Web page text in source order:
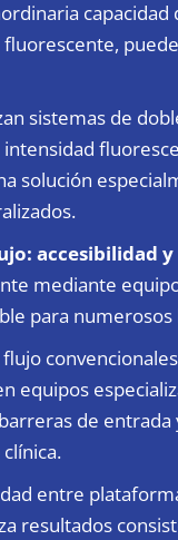
sistemas de
solución
accesibilidad
mediante
para
equipos
de entrada
entre
resultados